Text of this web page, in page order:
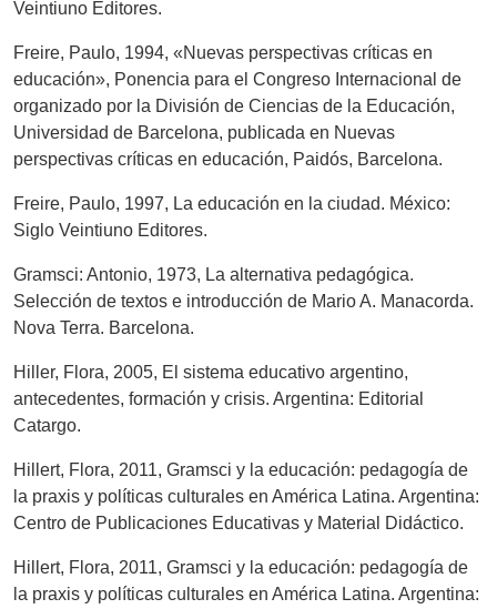
Veintiuno Editores.
Freire, Paulo, 1994, «Nuevas perspectivas críticas en
educación», Ponencia para el Congreso Internacional de
organizado por la División de Ciencias de la Educación,
Universidad de Barcelona, publicada en Nuevas
perspectivas críticas en educación, Paidós, Barcelona.
Freire, Paulo, 1997, La educación en la ciudad. México:
Siglo Veintiuno Editores.
Gramsci: Antonio, 1973, La alternativa pedagógica.
Selección de textos e introducción de Mario A. Manacorda.
Nova Terra. Barcelona.
Hiller, Flora, 2005, El sistema educativo argentino,
antecedentes, formación y crisis. Argentina: Editorial
Catargo.
Hillert, Flora, 2011, Gramsci y la educación: pedagogía de
la praxis y políticas culturales en América Latina. Argentina:
Centro de Publicaciones Educativas y Material Didáctico.
Hillert, Flora, 2011, Gramsci y la educación: pedagogía de
la praxis y políticas culturales en América Latina. Argentina: